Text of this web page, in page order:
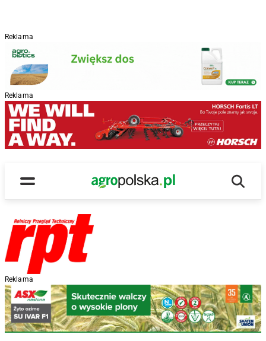
Reklama
Reklama
Menu
Main Logo
Reklama